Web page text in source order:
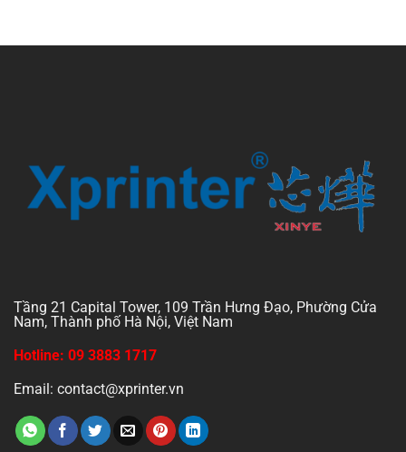
Tầng 21 Capital Tower, 109 Trần Hưng Đạo, Phường Cửa
Nam, Thành phố Hà Nội, Việt Nam
Hotline: 09 3883 1717
Email: contact@xprinter.vn